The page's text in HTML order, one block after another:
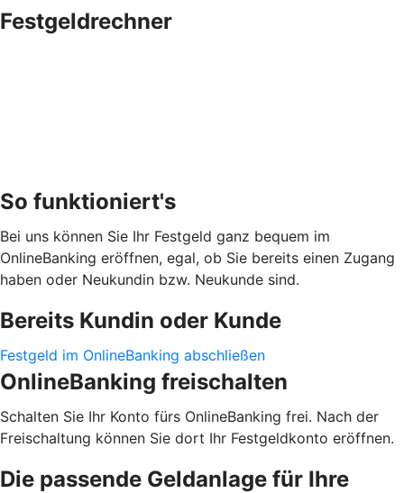
Festgeldrechner
So funktioniert's
Bei uns können Sie Ihr Festgeld ganz bequem im
OnlineBanking eröffnen, egal, ob Sie bereits einen Zugang
haben oder Neukundin bzw. Neukunde sind.
Bereits Kundin oder Kunde
Festgeld im OnlineBanking abschließen
OnlineBanking freischalten
Schalten Sie Ihr Konto fürs OnlineBanking frei. Nach der
Freischaltung können Sie dort Ihr Festgeldkonto eröffnen.
Die passende Geldanlage für Ihre